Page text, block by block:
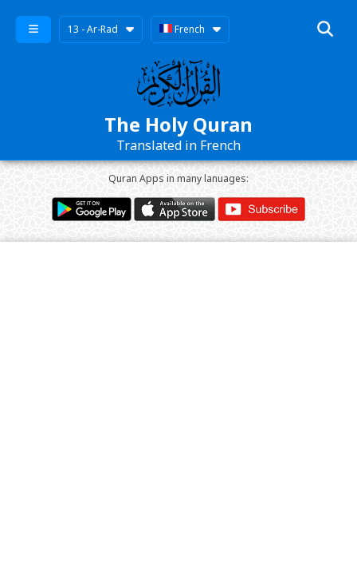
13 - Ar-Rad French
The Holy Quran
Translated in French
Quran Apps in many lanuages: